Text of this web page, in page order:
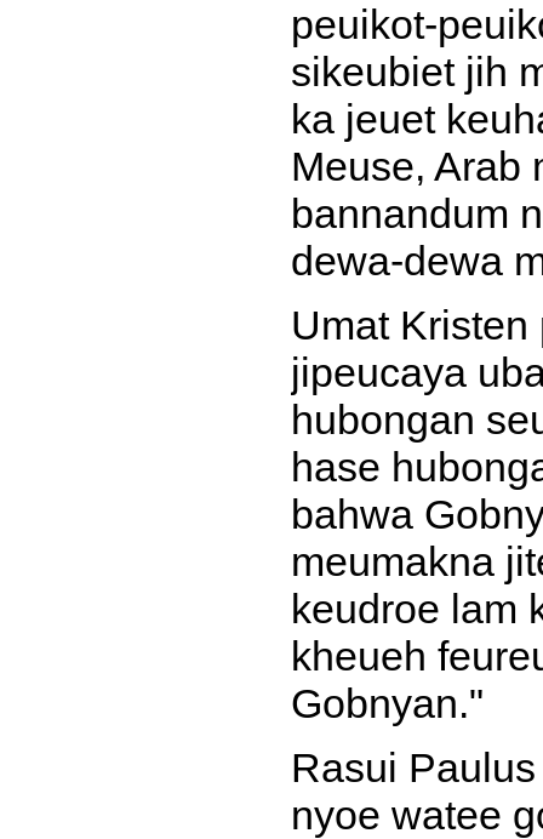
peuikot-
sikeubiet jih
ka jeuet
Meuse, Arab
bannandum
dewa-dewa
Umat
jipeucaya
hubongan
hase
bahwa
meumakna
keudroe lam
kheueh
Gobnyan."
Rasui
nyoe watee